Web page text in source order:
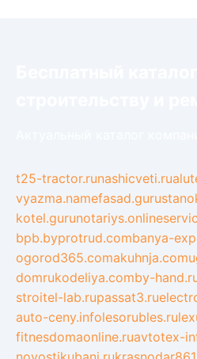
t25-tractor.runashicveti.ru
vyazma.namefasad.guru
kotel.gurunotariys.online
bpb.byprotrud.combanya-
ogorod365.comakuhnja.com
domrukodeliya.comby-
stroitel-lab.rupassat3.ru
auto-ceny.infolesorubles.ru
fitnesdomaonline.ruavtotex-